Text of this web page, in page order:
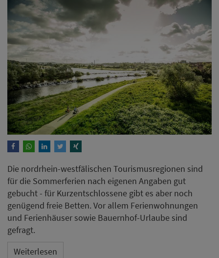
Die nordrhein-westfälischen Tourismusregionen sind
für die Sommerferien nach eigenen Angaben gut
gebucht - für Kurzentschlossene gibt es aber noch
genügend freie Betten. Vor allem Ferienwohnungen
und Ferienhäuser sowie Bauernhof-Urlaube sind
gefragt.
Weiterlesen